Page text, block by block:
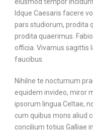
Idque Caesaris facere
pars studiorum, prodita
prodita quaerimus.
officia. Vivamus sagittis
faucibus.
Nihilne te nocturnum
equidem invideo, miror
ipsorum lingua Celtae,
cum quibus mons aliud
concilium totius Galliae